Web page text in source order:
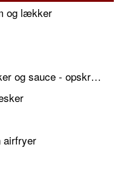
og lækker
Andesteg med æbler, svesker og sauce - opskrift også til jul
airfryer